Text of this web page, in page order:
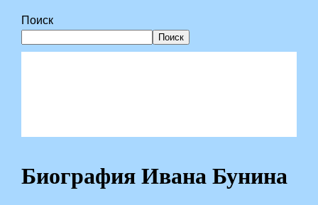
Поиск
Поиск
Биография Ивана Бунина